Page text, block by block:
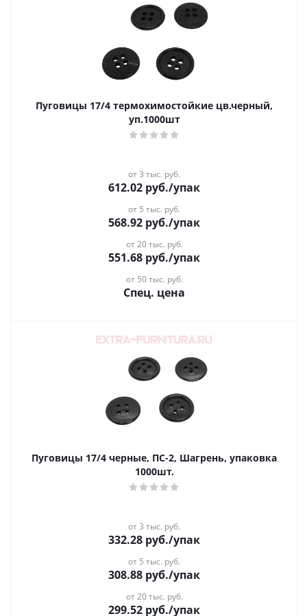
Пуговицы 17/4 термохимостойкие цв.черный,
уп.1000шт
от 3 тыс. руб.
612.02 руб./упак
от 5 тыс. руб.
568.92 руб./упак
от 20 тыс. руб.
551.68 руб./упак
от 50 тыс. руб.
Спец. цена
Пуговицы 17/4 черные, ПС-2, Шагрень, упаковка
1000шт.
от 3 тыс. руб.
332.28 руб./упак
от 5 тыс. руб.
308.88 руб./упак
от 20 тыс. руб.
299.52 руб./упак